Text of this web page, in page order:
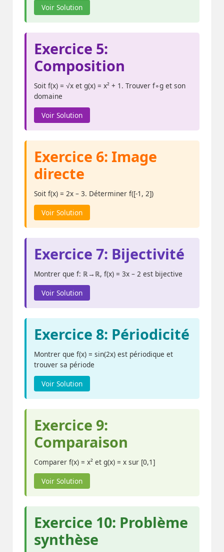
Voir Solution
Exercice 5:
Composition
Soit f(x) = √x et g(x) = x² + 1. Trouver f∘g et son
domaine
Voir Solution
Exercice 6: Image
directe
Soit f(x) = 2x – 3. Déterminer f([-1, 2])
Voir Solution
Exercice 7: Bijectivité
Montrer que f: ℝ→ℝ, f(x) = 3x – 2 est bijective
Voir Solution
Exercice 8: Périodicité
Montrer que f(x) = sin(2x) est périodique et
trouver sa période
Voir Solution
Exercice 9:
Comparaison
Comparer f(x) = x² et g(x) = x sur [0,1]
Voir Solution
Exercice 10: Problème
synthèse